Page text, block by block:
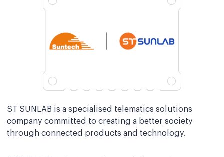
ST SUNLAB is a specialised telematics solutions
company committed to creating a better society
through connected products and technology.